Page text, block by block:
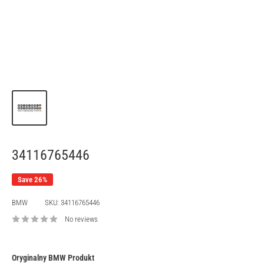
34116765446
Save 26%
BMW SKU: 34116765446
No reviews
Oryginalny BMW Produkt